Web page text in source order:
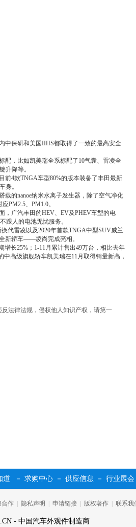
中保研和美国IIHS都取得了一致的最高安全
配，比如凯美瑞全系标配了10气囊、雷凌全
升降等。
前4款TNGA车型80%的版本装备了丰田最新
身。
的nanoe纳米水离子发生器，除了空气净化
PM2.5、PM1.0。
，广汽丰田的HEV、EV及PHEV车型的电
跟人的电池无忧服务。
代雷凌以及2020年首款TNGA中型SUV威兰
新轿车——凌尚完成亮相。
长25%；1-11月累计售出49万台，相比去年
高级旗舰轿车凯美瑞在11月取得销量新高，
法律法规，侵权他人知识产权，请第一
道 － 求购中心 － 供应信息 － 行业展会
合作 隐私声明 申请链接 版权著作 联系我
- 中国汽车外观件制造商